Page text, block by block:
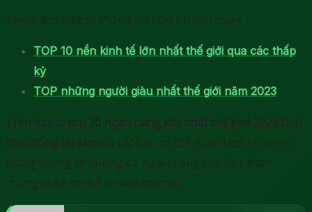
Xem thêm một số thông tin hữu ích liên quan:
TOP 10 nền kinh tế lớn nhất thế giới qua các thấp
kỷ
TOP những người giàu nhất thế giới năm 2023
Trên đây là top 10 ngân hàng lớn nhất thế giới 2023 tính
theo tổng tài sản mà các bạn có thể quan tâm. Hy vọng
trong tương lai không xa, ngân hàng của Việt Nam
chúng ta sẽ có thể lọt vào top này.